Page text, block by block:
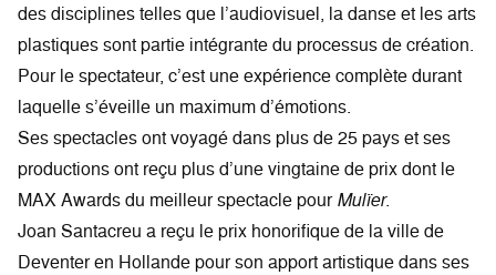
des disciplines telles que l’audiovisuel, la danse et les arts
plastiques sont partie intégrante du processus de création.
Pour le spectateur, c’est une expérience complète durant
laquelle s’éveille un maximum d’émotions.
Ses spectacles ont voyagé dans plus de 25 pays et ses
productions ont reçu plus d’une vingtaine de prix dont le
MAX Awards du meilleur spectacle pourMulïer.
Joan Santacreu a reçu le prix honorifique de la ville de
Deventer en Hollande pour son apport artistique dans ses